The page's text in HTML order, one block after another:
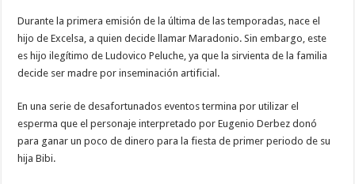
Durante la primera emisión de la última de las temporadas, nace el
hijo de Excelsa, a quien decide llamar Maradonio. Sin embargo, este
es hijo ilegítimo de Ludovico Peluche, ya que la sirvienta de la familia
decide ser madre por inseminación artificial.
En una serie de desafortunados eventos termina por utilizar el
esperma que el personaje interpretado por Eugenio Derbez donó
para ganar un poco de dinero para la fiesta de primer periodo de su
hija Bibi.